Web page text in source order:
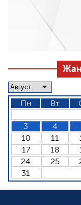
Пн Вт
3
4
10
11
17
18
24
25
31